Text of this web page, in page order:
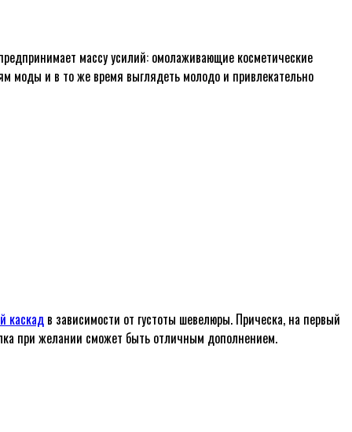
массу усилий: омолаживающие косметические
моды и в то же время выглядеть молодо и привлекательно
каскад в зависимости от густоты шевелюры. Прическа, на первый
при желании сможет быть отличным дополнением.